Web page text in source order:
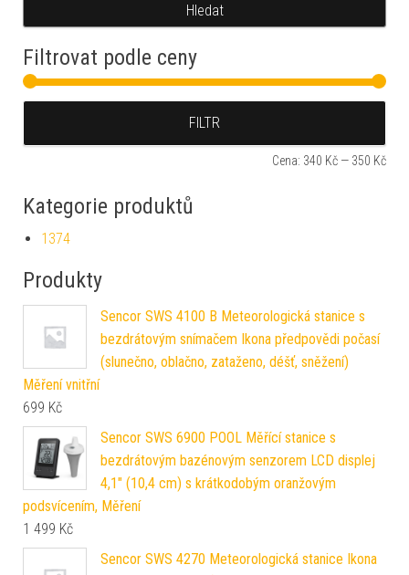
Hledat
Filtrovat podle ceny
FILTR
Cena: 340 Kč — 350 Kč
Kategorie produktů
1374
Produkty
Sencor SWS 4100 B Meteorologická stanice s
bezdrátovým snímačem Ikona předpovědi počasí
(slunečno, oblačno, zataženo, déšť, sněžení)
Měření vnitřní
699 Kč
Sencor SWS 6900 POOL Měřící stanice s
bezdrátovým bazénovým senzorem LCD displej
4,1" (10,4 cm) s krátkodobým oranžovým
podsvícením, Měření
1 499 Kč
Sencor SWS 4270 Meteorologická stanice Ikona